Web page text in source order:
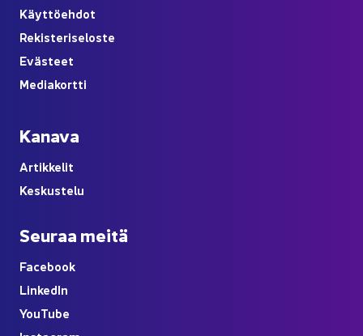
Käyt­tö­eh­dot
Re­kis­te­ri­se­los­te
Eväs­teet
Me­dia­kort­ti
Ka­na­va
Ar­tik­ke­lit
Kes­kus­te­lu
Seu­raa meitä
Face­book
Lin­ke­dIn
YouTube